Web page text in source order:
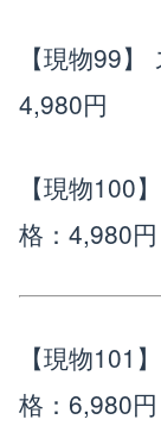
【現物99
4,980円
【現物100
格：4,980円
【現物101
格：6,980円